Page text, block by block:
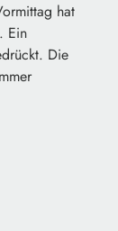
hat
Ein
Die